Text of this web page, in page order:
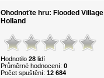
Ohodnoťte hru: Flooded Village
Holland
Hodnotilo 28 lidí
Průměrné hodnocení: 0
Počet spuštění: 12 684